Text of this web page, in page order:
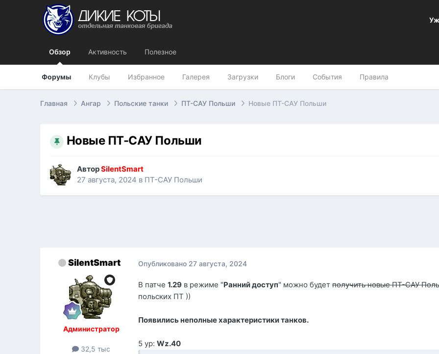
Обзор
Форумы Клубы Избранное Галерея Загрузки Блоги События Правила
Активность Полезное
Главная Ангар Польские танки ПТ-САУ Польши Новые ПТ-САУ Польши
Новые ПТ-САУ Польши
АвторSilentSmart
27 августа, 2024 в ПТ-САУ Польши
SilentSmart
Администратор
32,5 тыс
Опубликовано 27 августа, 2024
В патче1.29 в режиме "Ранний доступ" можно будетполучить новые ПТ-САУ
польских ПТ ))
Появились неполные характеристики танков.
5 ур:Wz.40